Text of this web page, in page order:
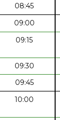
08:45
09:00
09:15
09:30
09:45
10:00